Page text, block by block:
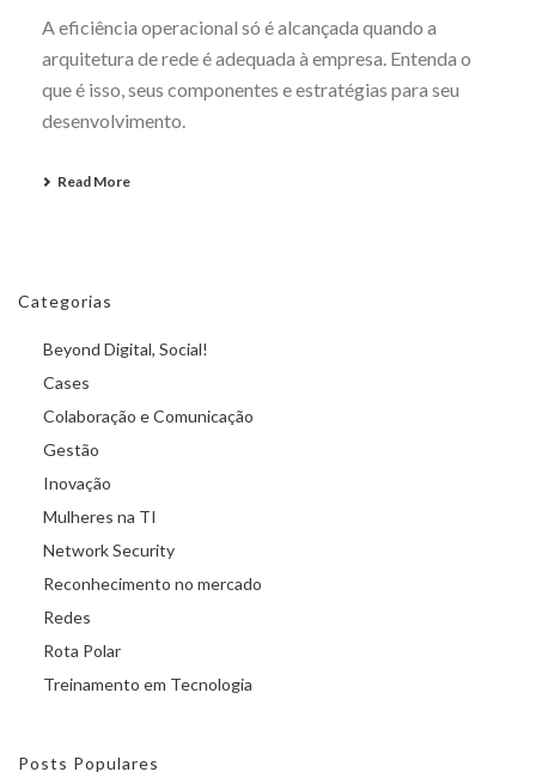
A eficiência operacional só é alcançada quando a
arquitetura de rede é adequada à empresa. Entenda o
que é isso, seus componentes e estratégias para seu
desenvolvimento.
Read More
Categorias
Beyond Digital, Social!
Cases
Colaboração e Comunicação
Gestão
Inovação
Mulheres na TI
Network Security
Reconhecimento no mercado
Redes
Rota Polar
Treinamento em Tecnologia
Posts Populares